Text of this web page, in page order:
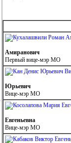
Амиранович
Первый вице-мэр МО
Юрьевич
Вице-мэр МО
Евгеньевна
Вице-мэр МО